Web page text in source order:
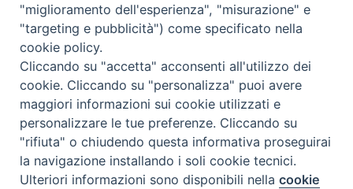
LITURGIA DELLE ORE
GALLERIE FOTOGRAFICHE
GALLERIE VIDEO
Preferenze Cookie
"miglioramento dell'esperienza", "misurazione" e
"targeting e pubblicità") come specificato nella
cookie policy.
Cliccando su "accetta" acconsenti all'utilizzo dei
cookie. Cliccando su "personalizza" puoi avere
maggiori informazioni sui cookie utilizzati e
personalizzare le tue preferenze. Cliccando su
"rifiuta" o chiudendo questa informativa proseguirai
la navigazione installando i soli cookie tecnici.
Ulteriori informazioni sono disponibili nellacookie